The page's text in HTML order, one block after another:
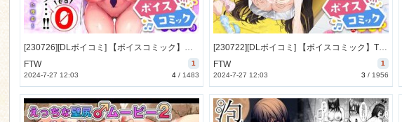
[230726][DLボイコミ] 【ボイスコミック】元陰キャの巨乳ヤリマン妹がエロすぎて、お兄ちゃんはもう…!! 0 ～地味子の私が変わった理由～ [32M] [RJ01079819]
1
FTW
4 / 1483
2024-7-27 12:03
[230722][DLボイコミ] 【ボイスコミック】TS○リおじさんの冒険 オナニー編 [48M] [RJ01079139]
1
FTW
3 / 1956
2024-7-27 12:03